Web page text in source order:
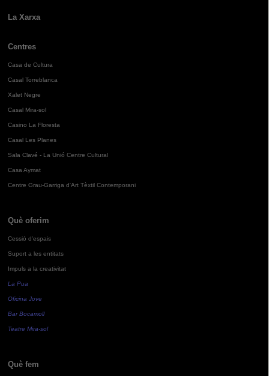
La Xarxa
Centres
Casa de Cultura
Casal Torreblanca
Xalet Negre
Casal Mira-sol
Casino La Floresta
Casal Les Planes
Sala Clavé - La Unió Centre Cultural
Casa Aymat
Centre Grau-Garriga d'Art Tèxtil Contemporani
Què oferim
Cessió d'espais
Suport a les entitats
Impuls a la creativitat
La Pua
Oficina Jove
Bar Bocamoll
Teatre Mira-sol
Què fem